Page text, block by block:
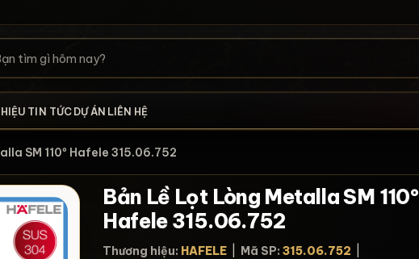
TIN TỨC DỰ ÁN LIÊN HỆ
SM 110º Hafele 315.06.752
Bản Lề Lọt Lòng Metalla SM 110º
Hafele 315.06.752
Thương hiệu: HAFELE Mã SP: 315.06.752